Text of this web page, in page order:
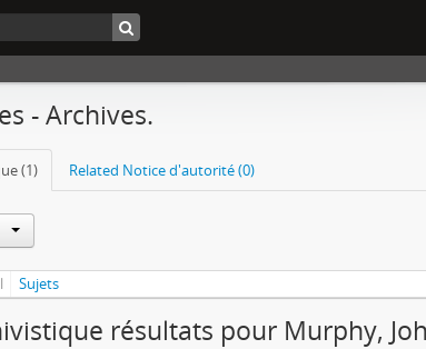
- Archives.
(1) Related Notice d'autorité (0)
Sujets
résultats pour Murphy,